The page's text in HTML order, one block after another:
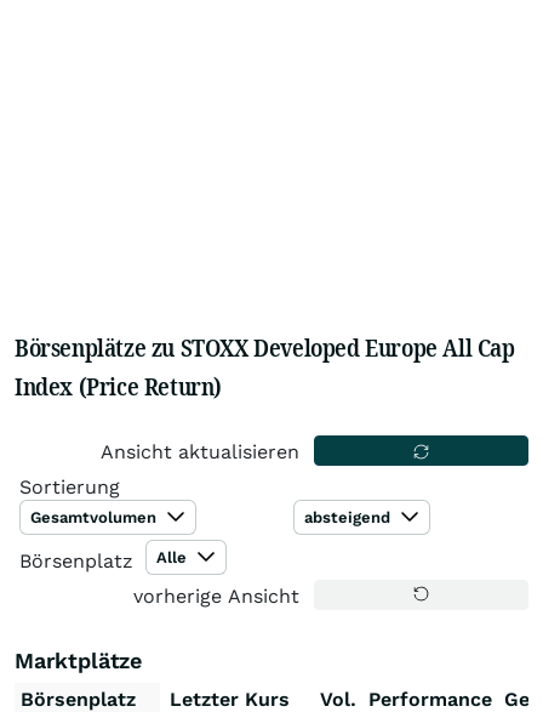
Börsenplätze zu STOXX Developed Europe All Cap
Index (Price Return)
Ansicht aktualisieren
Sortierung
Gesamtvolumen absteigend
Börsenplatz Alle
vorherige Ansicht
Marktplätze
Börsenplatz Letzter Kurs Vol. Performance